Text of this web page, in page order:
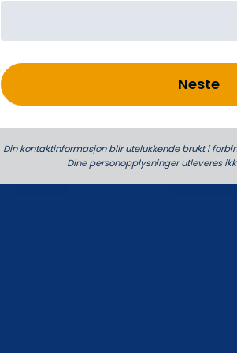
Neste
Din kontaktinformasjon blir utelukkende brukt i
Dine person­­opplysninger utleveres